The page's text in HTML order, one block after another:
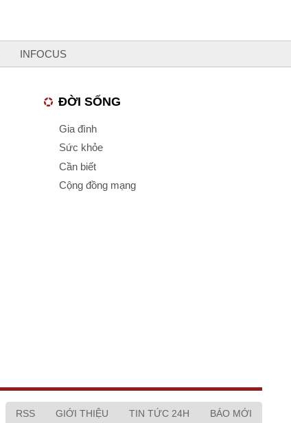
INFOCUS
ĐỜI SỐNG
Gia đình
Sức khỏe
Cần biết
Cộng đồng mạng
RSS GIỚI THIỆU TIN TỨC 24H BÁO MỚI